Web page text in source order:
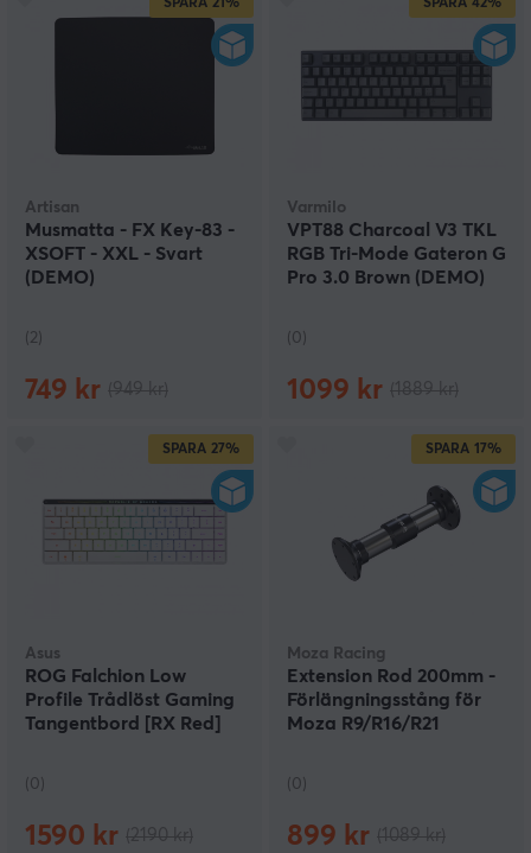
SPARA 21%
Artisan
Musmatta - FX Key-83 -
XSOFT - XXL - Svart
(DEMO)
(2)
749 kr
SPARA 42%
Varmilo
VPT88 Charcoal V3 TKL
RGB Tri-Mode Gateron G
Pro 3.0 Brown (DEMO)
(0)
1099 kr
SPARA 27%
Asus
ROG Falchion Low
Profile Trådlöst Gaming
Tangentbord [RX Red]
(0)
1590 kr
SPARA 17%
Moza Racing
Extension Rod 200mm -
Förlängningsstång för
Moza R9/R16/R21
(0)
899 kr